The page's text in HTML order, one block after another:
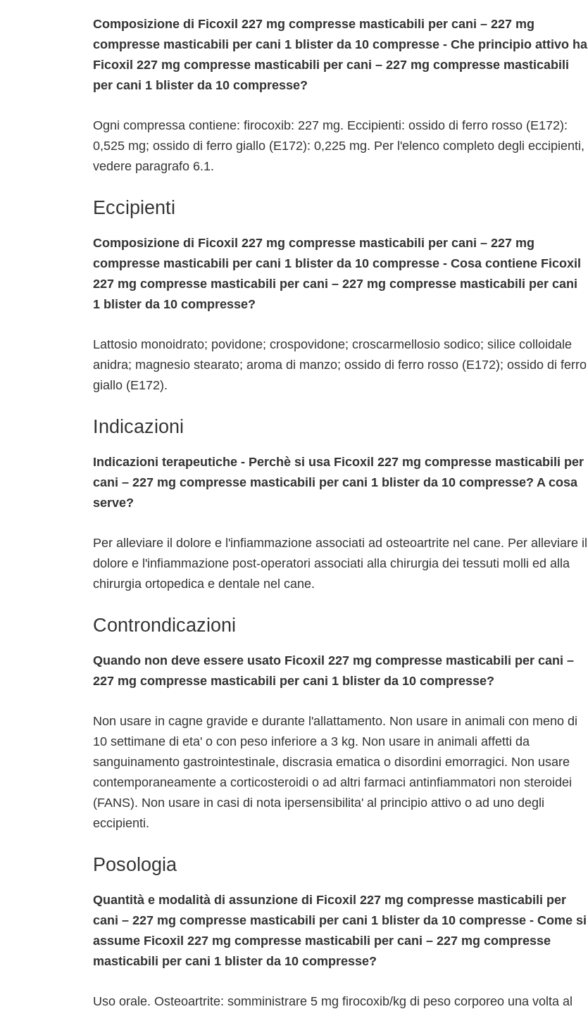
Composizione di Ficoxil 227 mg compresse masticabili per cani – 227 mg
compresse masticabili per cani 1 blister da 10 compresse - Che principio attivo ha
Ficoxil 227 mg compresse masticabili per cani – 227 mg compresse masticabili
per cani 1 blister da 10 compresse?
Ogni compressa contiene: firocoxib: 227 mg. Eccipienti: ossido di ferro rosso (E172):
0,525 mg; ossido di ferro giallo (E172): 0,225 mg. Per l'elenco completo degli eccipienti,
vedere paragrafo 6.1.
Eccipienti
Composizione di Ficoxil 227 mg compresse masticabili per cani – 227 mg
compresse masticabili per cani 1 blister da 10 compresse - Cosa contiene Ficoxil
227 mg compresse masticabili per cani – 227 mg compresse masticabili per cani
1 blister da 10 compresse?
Lattosio monoidrato; povidone; crospovidone; croscarmellosio sodico; silice colloidale
anidra; magnesio stearato; aroma di manzo; ossido di ferro rosso (E172); ossido di ferro
giallo (E172).
Indicazioni
Indicazioni terapeutiche - Perchè si usa Ficoxil 227 mg compresse masticabili per
cani – 227 mg compresse masticabili per cani 1 blister da 10 compresse? A cosa
serve?
Per alleviare il dolore e l'infiammazione associati ad osteoartrite nel cane. Per alleviare il
dolore e l'infiammazione post-operatori associati alla chirurgia dei tessuti molli ed alla
chirurgia ortopedica e dentale nel cane.
Controndicazioni
Quando non deve essere usato Ficoxil 227 mg compresse masticabili per cani –
227 mg compresse masticabili per cani 1 blister da 10 compresse?
Non usare in cagne gravide e durante l'allattamento. Non usare in animali con meno di
10 settimane di eta' o con peso inferiore a 3 kg. Non usare in animali affetti da
sanguinamento gastrointestinale, discrasia ematica o disordini emorragici. Non usare
contemporaneamente a corticosteroidi o ad altri farmaci antinfiammatori non steroidei
(FANS). Non usare in casi di nota ipersensibilita' al principio attivo o ad uno degli
eccipienti.
Posologia
Quantità e modalità di assunzione di Ficoxil 227 mg compresse masticabili per
cani – 227 mg compresse masticabili per cani 1 blister da 10 compresse - Come si
assume Ficoxil 227 mg compresse masticabili per cani – 227 mg compresse
masticabili per cani 1 blister da 10 compresse?
Uso orale. Osteoartrite: somministrare 5 mg firocoxib/kg di peso corporeo una volta al